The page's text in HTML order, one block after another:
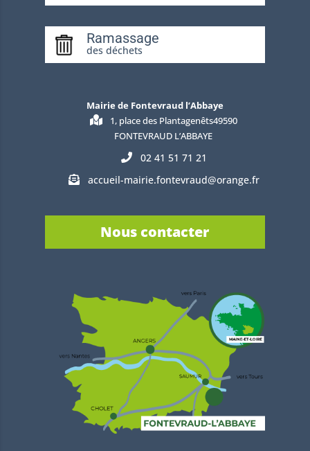
Ramassage
des déchets
Mairie de Fontevraud l’Abbaye
1, place des Plantagenêts49590
FONTEVRAUD L’ABBAYE
02 41 51 71 21
accueil-mairie.fontevraud@orange.fr
Nous contacter